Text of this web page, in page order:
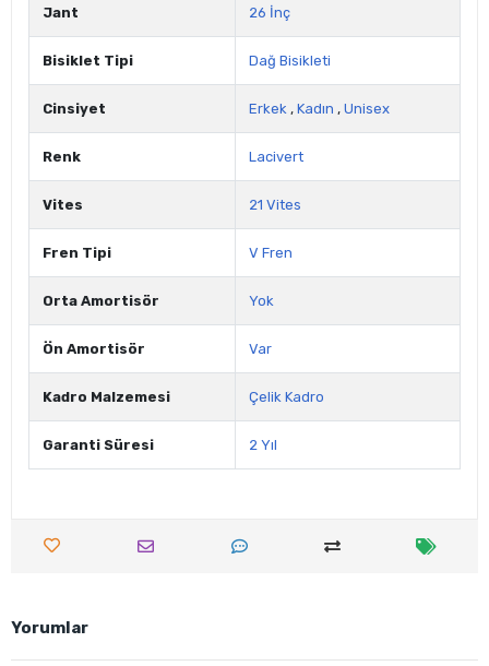
Jant 26 İnç
Bisiklet Tipi Dağ Bisikleti
Cinsiyet Erkek , Kadın , Unisex
Renk Lacivert
Vites 21 Vites
Fren Tipi V Fren
Orta Amortisör Yok
Ön Amortisör Var
Kadro Malzemesi Çelik Kadro
Garanti Süresi 2 Yıl
Yorumlar